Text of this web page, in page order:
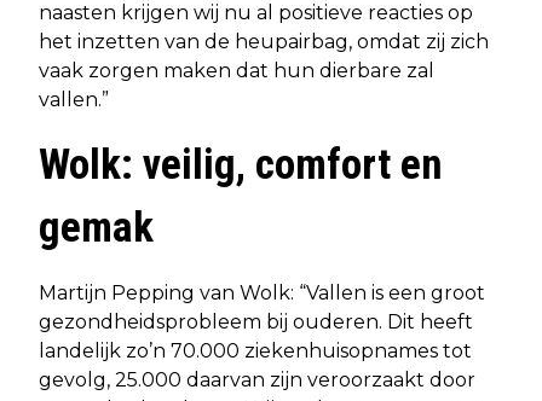
naasten krijgen wij nu al positieve reacties op
het inzetten van de heupairbag, omdat zij zich
vaak zorgen maken dat hun dierbare zal
vallen.”
Wolk: veilig, comfort en
gemak
Martijn Pepping van Wolk: “Vallen is een groot
gezondheidsprobleem bij ouderen. Dit heeft
landelijk zo’n 70.000 ziekenhuisopnames tot
gevolg, 25.000 daarvan zijn veroorzaakt door